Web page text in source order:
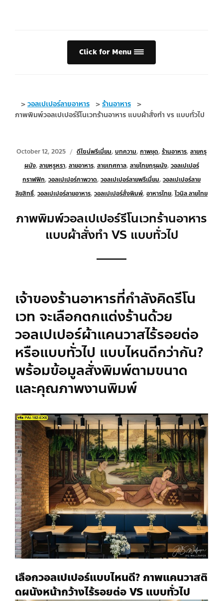
Click for Menu
>วอลเปเปอร์ลายอาหาร >ร้านอาหาร >
ภาพพิมพ์วอลเปเปอร์รีโนเวทร้านอาหาร แบบผ้าสั่งทำ vs แบบทั่วไป
October 12, 2025 ดีไซน์พรีเมี่ยม, บทความ, ภาพชุด, ร้านอาหาร, ลายกรุ
ผนัง, ลายหรูหรา, ลายอาหาร, ลายเทศกาล, ลายไทยกรุผนัง, วอลเปเปอร์
กราฟฟิก, วอลเปเปอร์ภาพวาด, วอลเปเปอร์ลายพรีเมี่ยม, วอลเปเปอร์ลาย
ลิขสิทธิ์, วอลเปเปอร์ลายอาหาร, วอลเปเปอร์สั่งพิมพ์, อาหารไทย,ไวนิล ลายไทย
ภาพพิมพ์วอลเปเปอร์รีโนเวทร้านอาหาร
แบบผ้าสั่งทำ VS แบบทั่วไป
เจ้าของร้านอาหารที่กำลังคิดรีโน
เวท จะเลือกตกแต่งร้านด้วย
วอลเปเปอร์ผ้าแคนวาสไร้รอยต่อ
หรือแบบทั่วไป แบบไหนดีกว่ากัน?
พร้อมข้อมูลสั่งพิมพ์ตามขนาด
และคุณภาพงานพิมพ์
เลือกวอลเปเปอร์แบบไหนดี?ภาพแคนวาสติ
ดผนังหน้ากว้างไร้รอยต่อ VS แบบทั่วไป